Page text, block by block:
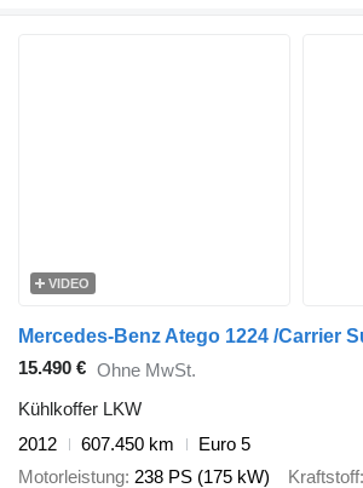
VIDEO
15.490 € Ohne MwSt.
Kühlkoffer LKW
2012
607.450 km
Euro 5
Motorleistung 238 PS (175 kW) Kraftstoff